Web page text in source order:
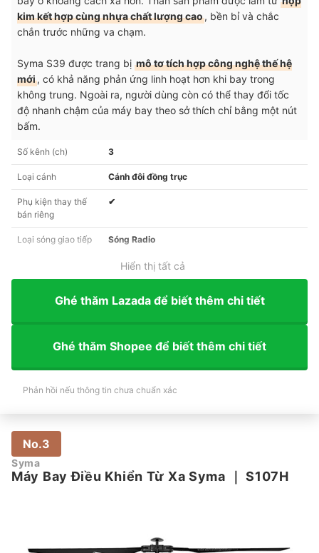
kim kết hợp cùng nhựa chất lượng cao, bền bỉ và chắc
chắn trước những va chạm.
Syma S39 được trang bị mô tơ tích hợp công nghệ thế hệ
mới, có khả năng phản ứng linh hoạt hơn khi bay trong
không trung. Ngoài ra, người dùng còn có thể thay đổi tốc
độ nhanh chậm của máy bay theo sở thích chỉ bằng một nút
bấm.
Số kênh (ch) 3
Loại cánh Cánh đôi đồng trục
Phụ kiện thay thế
bán riêng
✔︎
Loại sóng giao tiếp Sóng Radio
Hiển thị tất cả
Ghé thăm Lazada để biết thêm chi tiết
Ghé thăm Shopee để biết thêm chi tiết
Phản hồi nếu thông tin chưa chuẩn xác
No.3
Syma
Máy Bay Điều Khiển Từ Xa Syma ｜S107H